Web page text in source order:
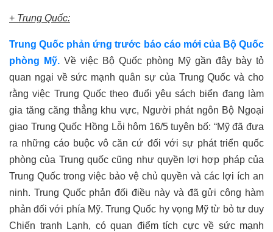
+ Trung Quốc:
Trung Quốc phản ứng trước báo cáo mới của Bộ Quốc
phòng Mỹ. Về việc Bộ Quốc phòng Mỹ gần đây bày tỏ
quan ngại về sức mạnh quân sự của Trung Quốc và cho
rằng việc Trung Quốc theo đuổi yêu sách biển đang làm
gia tăng căng thẳng khu vực, Người phát ngôn Bộ Ngoại
giao Trung Quốc Hồng Lỗi hôm 16/5 tuyên bố: “Mỹ đã đưa
ra những cáo buộc vô căn cứ đối với sự phát triển quốc
phòng của Trung quốc cũng như quyền lợi hợp pháp của
Trung Quốc trong việc bảo vệ chủ quyền và các lợi ích an
ninh. Trung Quốc phản đối điều này và đã gửi công hàm
phản đối với phía Mỹ. Trung Quốc hy vọng Mỹ từ bỏ tư duy
Chiến tranh Lạnh, có quan điểm tích cực về sức mạnh